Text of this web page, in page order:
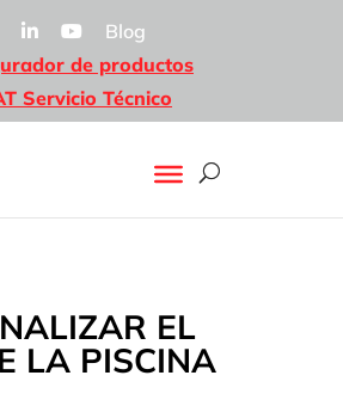
Blog
de productos
Servicio Técnico
EL
LA PISCINA